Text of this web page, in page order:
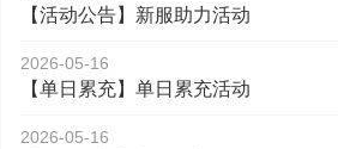
【活动公告】新服助力活动
2026-05-16
【单日累充】单日累充活动
2026-05-16